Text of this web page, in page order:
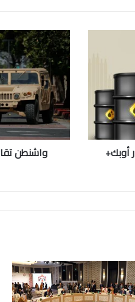
أوبك+
واشنطن
تقاضي
ترمب
على
قرار
نشر
الحرس
الوطني
واشنطن